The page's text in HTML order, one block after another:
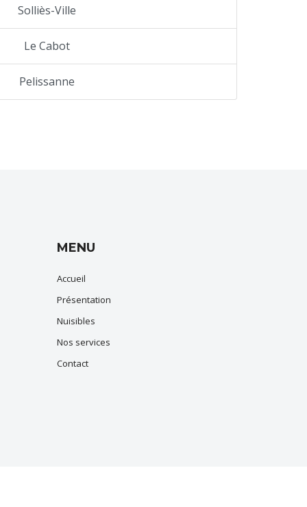
Solliès-Ville
Le Cabot
Pelissanne
MENU
Accueil
Présentation
Nuisibles
Nos services
Contact